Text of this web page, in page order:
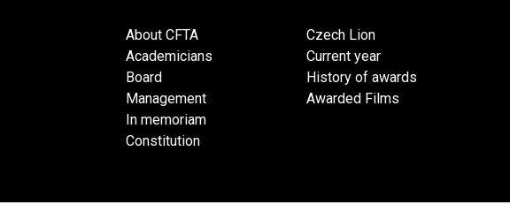
About CFTA
Academicians
Board
Management
In memoriam
Constitution
Czech Lion
Current year
History of awards
Awarded Films